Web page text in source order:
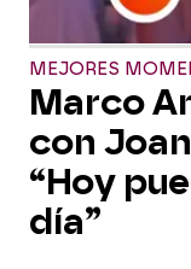
MEJORES
Marco
con
“Hoy
día”